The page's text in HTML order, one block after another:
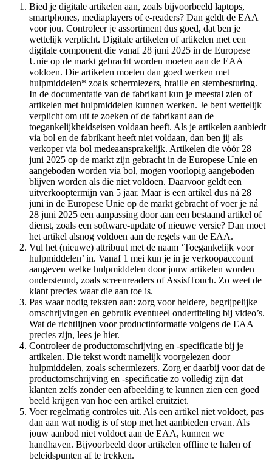
Bied je digitale artikelen aan, zoals bijvoorbeeld laptops,
smartphones, mediaplayers of e-readers? Dan geldt de EAA
voor jou. Controleer je assortiment dus goed, dat ben je
wettelijk verplicht. Digitale artikelen of artikelen met een
digitale component die vanaf 28 juni 2025 in de Europese
Unie op de markt gebracht worden moeten aan de EAA
voldoen. Die artikelen moeten dan goed werken met
hulpmiddelen* zoals schermlezers, braille en stembesturing.
In de documentatie van de fabrikant kun je meestal zien of
artikelen met hulpmiddelen kunnen werken. Je bent wettelijk
verplicht om uit te zoeken of de fabrikant aan de
toegankelijkheidseisen voldaan heeft. Als je artikelen aanbiedt
via bol en de fabrikant heeft niet voldaan, dan ben jij als
verkoper via bol medeaansprakelijk. Artikelen die vóór 28
juni 2025 op de markt zijn gebracht in de Europese Unie en
aangeboden worden via bol, mogen voorlopig aangeboden
blijven worden als die niet voldoen. Daarvoor geldt een
uitverkooptermijn van 5 jaar. Maar is een artikel dus ná 28
juni in de Europese Unie op de markt gebracht of voer je ná
28 juni 2025 een aanpassing door aan een bestaand artikel of
dienst, zoals een software-update of nieuwe versie? Dan moet
het artikel alsnog voldoen aan de regels van de EAA.
Vul het (nieuwe) attribuut met de naam ‘Toegankelijk voor
hulpmiddelen’ in. Vanaf 1 mei kun je in je verkoopaccount
aangeven welke hulpmiddelen door jouw artikelen worden
ondersteund, zoals screenreaders of AssistTouch. Zo weet de
klant precies waar die aan toe is.
Pas waar nodig teksten aan: zorg voor heldere, begrijpelijke
omschrijvingen en gebruik eventueel ondertiteling bij video’s.
Wat de richtlijnen voor productinformatie volgens de EAA
precies zijn, lees je hier.
Controleer de productomschrijving en -specificatie bij je
artikelen. Die tekst wordt namelijk voorgelezen door
hulpmiddelen, zoals schermlezers. Zorg er daarbij voor dat de
productomschrijving en -specificatie zo volledig zijn dat
klanten zelfs zonder een afbeelding te kunnen zien een goed
beeld krijgen van hoe een artikel eruitziet.
Voer regelmatig controles uit. Als een artikel niet voldoet, pas
dan aan wat nodig is of stop met het aanbieden ervan. Als
jouw aanbod niet voldoet aan de EAA, kunnen we
handhaven. Bijvoorbeeld door artikelen offline te halen of
beleidspunten af te trekken.